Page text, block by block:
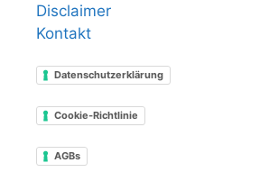
Disclaimer
Kontakt
Datenschutzerklärung
Cookie-Richtlinie
AGBs